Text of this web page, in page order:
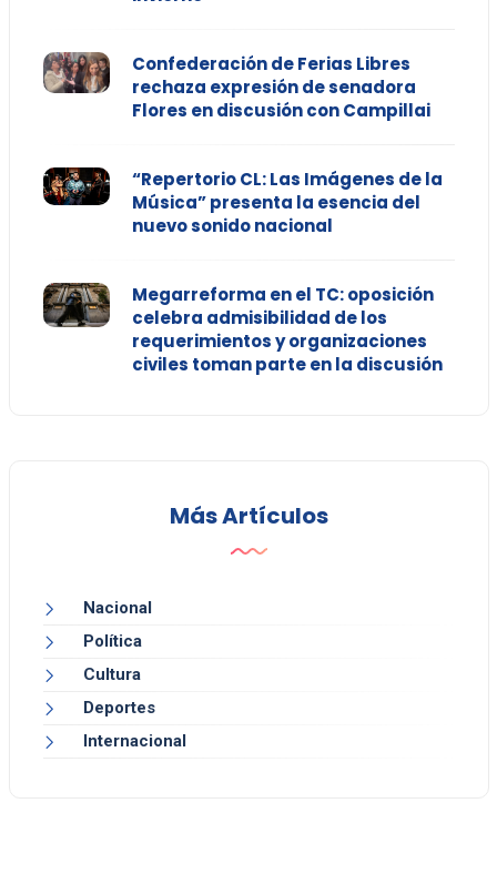
Confederación de Ferias Libres
rechaza expresión de senadora
Flores en discusión con Campillai
“Repertorio CL: Las Imágenes de la
Música” presenta la esencia del
nuevo sonido nacional
Megarreforma en el TC: oposición
celebra admisibilidad de los
requerimientos y organizaciones
civiles toman parte en la discusión
Más Artículos
Nacional
Política
Cultura
Deportes
Internacional